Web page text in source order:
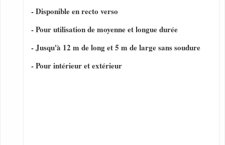
- Disponible en recto verso
- Pour utilisation de moyenne et longue durée
- Jusqu'à 12 m de long et 5 m de large sans soudure
- Pour intérieur et extérieur